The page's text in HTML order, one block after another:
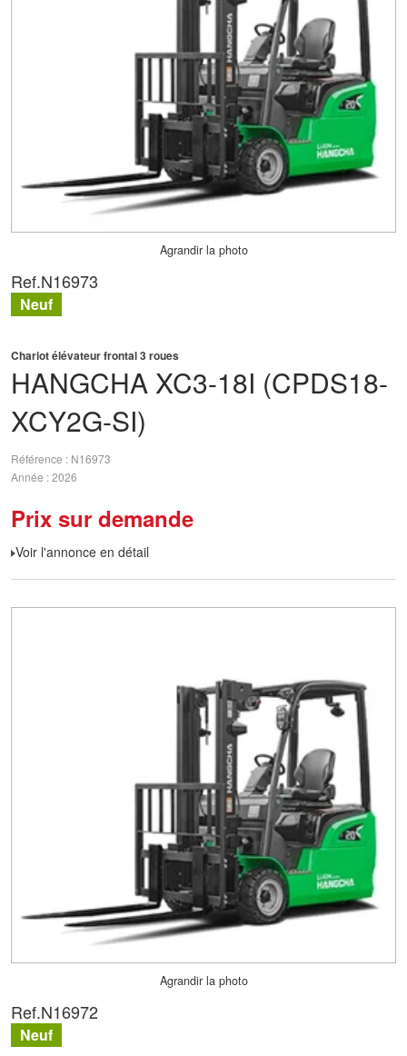
Agrandir la photo
HANGCHA XC3-18I (CPDS18-
XCY2G-SI)
Chariot élévateur frontal 3 roues
Référence
N16973
Année 2026
Prix sur demande
Voir l'annonce en détail
Ref.N16973
Neuf
Agrandir la photo
Ref.N16972
Neuf